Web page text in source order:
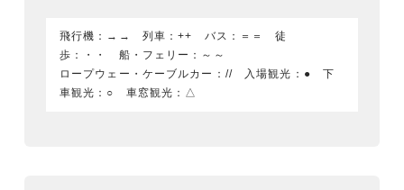
飛行機：→→ 列車：++ バス：＝＝ 徒
歩：・・ 船・フェリー：～～
ロープウェー・ケーブルカー：// 入場観光：● 下
車観光：○ 車窓観光：△